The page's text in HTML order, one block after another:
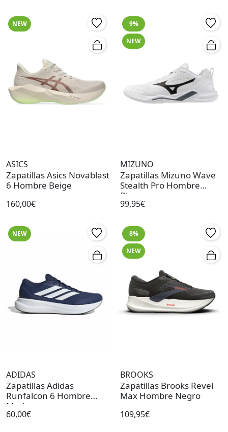
NEW
ASICS
Zapatillas Asics Novablast
6 Hombre Beige
160,00€
9%
NEW
MIZUNO
Zapatillas Mizuno Wave
Stealth Pro Hombre
Blanco
99,95€
NEW
ADIDAS
Zapatillas Adidas
Runfalcon 6 Hombre
Marino
60,00€
8%
NEW
BROOKS
Zapatillas Brooks Revel
Max Hombre Negro
109,95€